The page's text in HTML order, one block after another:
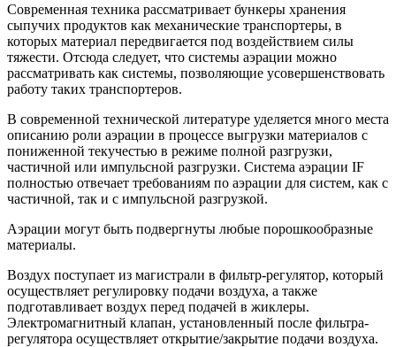
Современная техника рассматривает бункеры хранения
сыпучих продуктов как механические транспортеры, в
которых материал передвигается под воздействием силы
тяжести. Отсюда следует, что системы аэрации можно
рассматривать как системы, позволяющие усовершенствовать
работу таких транспортеров.
В современной технической литературе уделяется много места
описанию роли аэрации в процессе выгрузки материалов с
пониженной текучестью в режиме полной разгрузки,
частичной или импульсной разгрузки. Система аэрации IF
полностью отвечает требованиям по аэрации для систем, как с
частичной, так и с импульсной разгрузкой.
Аэрации могут быть подвергнуты любые порошкообразные
материалы.
Воздух поступает из магистрали в фильтр-регулятор, который
осуществляет регулировку подачи воздуха, а также
подготавливает воздух перед подачей в жиклеры.
Электромагнитный клапан, установленный после фильтра-
регулятора осуществляет открытие/закрытие подачи воздуха.